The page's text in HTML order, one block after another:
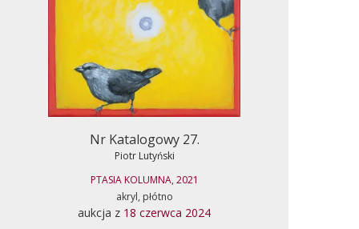
Nr Katalogowy 27.
Piotr Lutyński
PTASIA KOLUMNA, 2021
akryl, płótno
aukcja z 18 czerwca 2024